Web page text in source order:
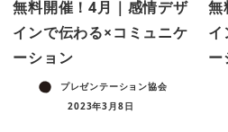
無料開催！4月｜感情デザ
インで伝わる×コミュニケ
ーション
プレゼンテーション協会
2023年3月8日
無
イ
ー